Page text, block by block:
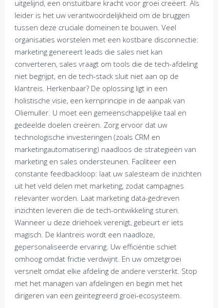
uitgelijnd, een onstuitbare kracht voor groei creëert. Als
leider is het uw verantwoordelijkheid om de bruggen
tussen deze cruciale domeinen te bouwen. Veel
organisaties worstelen met een kostbare disconnectie:
marketing genereert leads die sales niet kan
converteren, sales vraagt om tools die de tech-afdeling
niet begrijpt, en de tech-stack sluit niet aan op de
klantreis. Herkenbaar? De oplossing ligt in een
holistische visie, een kernprincipe in de aanpak van
Oliemuller. U moet een gemeenschappelijke taal en
gedeelde doelen creëren. Zorg ervoor dat uw
technologische investeringen (zoals CRM en
marketingautomatisering) naadloos de strategieën van
marketing en sales ondersteunen. Faciliteer een
constante feedbackloop: laat uw salesteam de inzichten
uit het veld delen met marketing, zodat campagnes
relevanter worden. Laat marketing data-gedreven
inzichten leveren die de tech-ontwikkeling sturen.
Wanneer u deze driehoek verenigt, gebeurt er iets
magisch. De klantreis wordt een naadloze,
gepersonaliseerde ervaring. Uw efficiëntie schiet
omhoog omdat frictie verdwijnt. En uw omzetgroei
versnelt omdat elke afdeling de andere versterkt. Stop
met het managen van afdelingen en begin met het
dirigeren van een geïntegreerd groei-ecosysteem.